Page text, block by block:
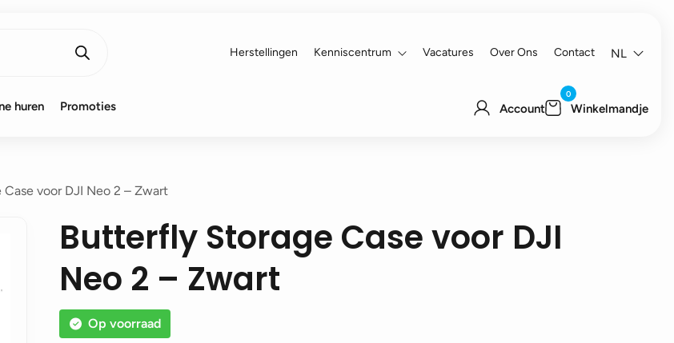
Herstellingen Kenniscentrum Vacatures Over Ons Contact NL
huren Promoties Account
0
Winkelmandje
voor DJI Neo 2 – Zwart
Butterfly Storage Case voor DJI
Neo 2 – Zwart
Op voorraad